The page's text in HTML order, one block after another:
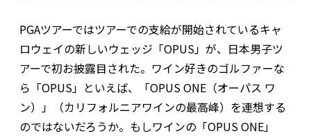
PGAツアーではツアーでの支給が開始されているキャ
ロウェイの新しいウェッジ「OPUS」が、日本男子ツ
アーで初お披露目された。ワイン好きのゴルファーな
ら「OPUS」といえば、「OPUS ONE（オーパス ワ
ン）」（カリフォルニアワインの最高峰）を連想する
のではないだろうか。もしワインの「OPUS ONE」